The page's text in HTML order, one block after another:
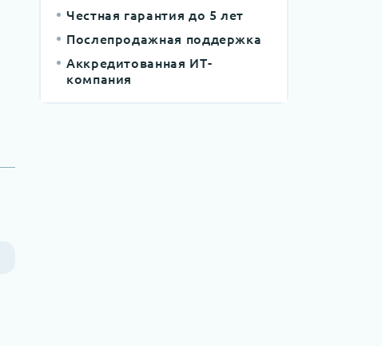
Честная гарантия до 5 лет
Послепродажная поддержка
Аккредитованная ИТ-
компания